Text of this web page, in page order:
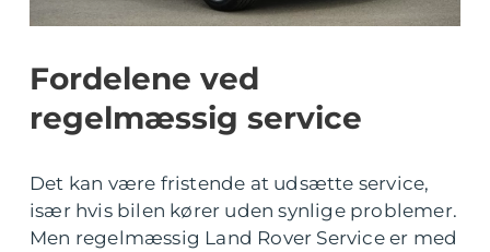
Fordelene ved
regelmæssig service
Det kan være fristende at udsætte service,
især hvis bilen kører uden synlige problemer.
Men regelmæssig Land Rover Service er med